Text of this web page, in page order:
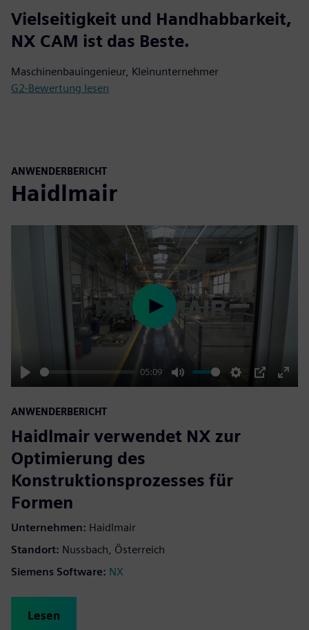
Vielseitigkeit und Handhabbarkeit,
NX CAM ist das Beste.
Maschinenbauingenieur, Kleinunternehmer
G2-Bewertung lesen
ANWENDERBERICHT
Haidlmair
Play
05:09
Mute Settings
PIP
Enter
Play
ANWENDERBERICHT
Haidlmair verwendet NX zur
Optimierung des
Konstruktionsprozesses für
Formen
Unternehmen: Haidlmair
Standort: Nussbach, Österreich
Siemens Software: NX
Lesen